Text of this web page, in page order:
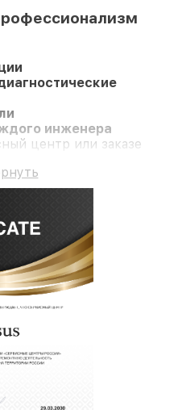
инженера
центр или заказе
на все работы и